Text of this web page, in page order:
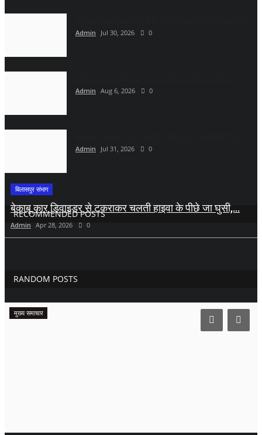
Admin Jul 30, 2026 0
Admin Aug 6, 2026 0
Admin Jul 31, 2026 0
RECOMMENDED POSTS
बिलासपुर संभाग
बेकाबू कार डिवाइडर से टकराकर चलती हाइवा के पीछे जा घुसी,...
Admin Apr 28, 2026 0
RANDOM POSTS
मुख्य समाचार